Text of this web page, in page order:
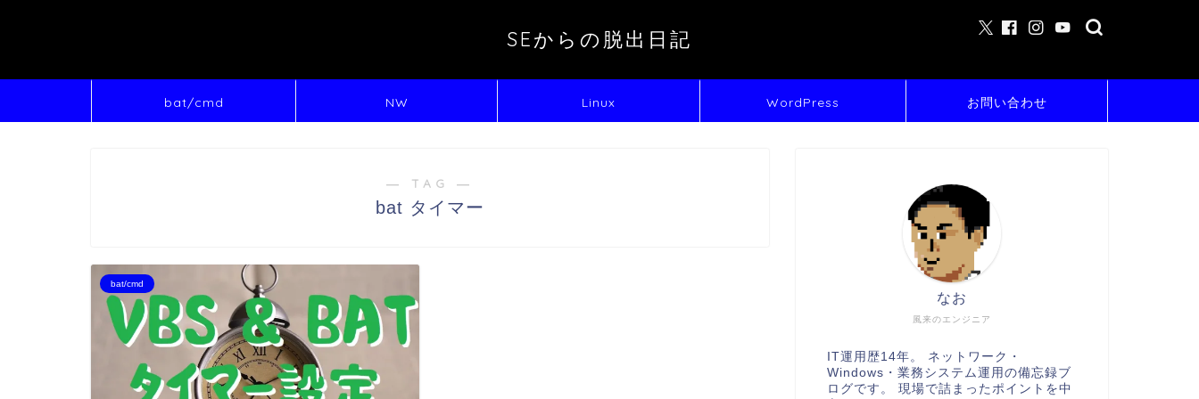
SEからの脱出日記
bat/cmd NW Linux WordPress お問い合わせ
― TAG ―
bat タイマー
bat/cmd
風来のエンジニア
なお
IT運用歴14年。 ネットワーク・
Windows・業務システム運用の備忘録ブ
ログです。 現場で詰まったポイントを中